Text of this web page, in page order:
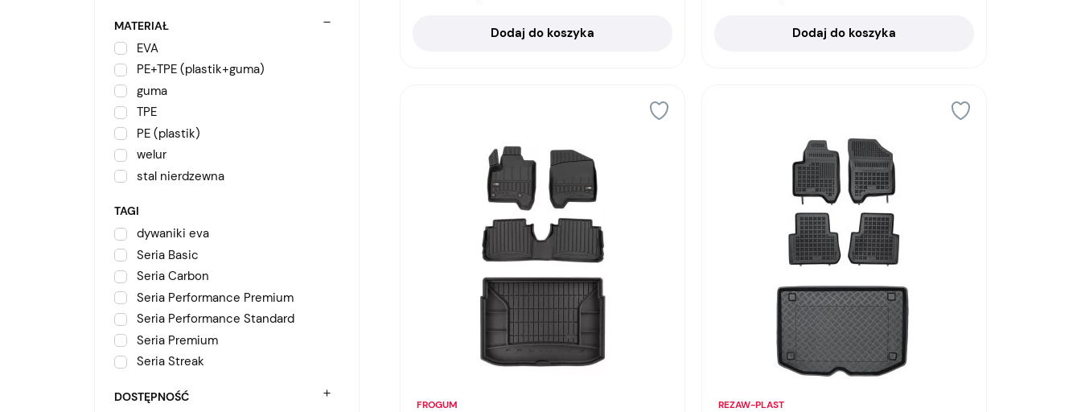
MATERIAŁ
EVA
PE+TPE (plastik+guma)
guma
TPE
PE (plastik)
welur
stal nierdzewna
TAGI
dywaniki eva
Seria Basic
Seria Carbon
Seria Performance Premium
Seria Performance Standard
Seria Premium
Seria Streak
DOSTĘPNOŚĆ
Dodaj do koszyka Dodaj do koszyka
FROGUM REZAW-PLAST